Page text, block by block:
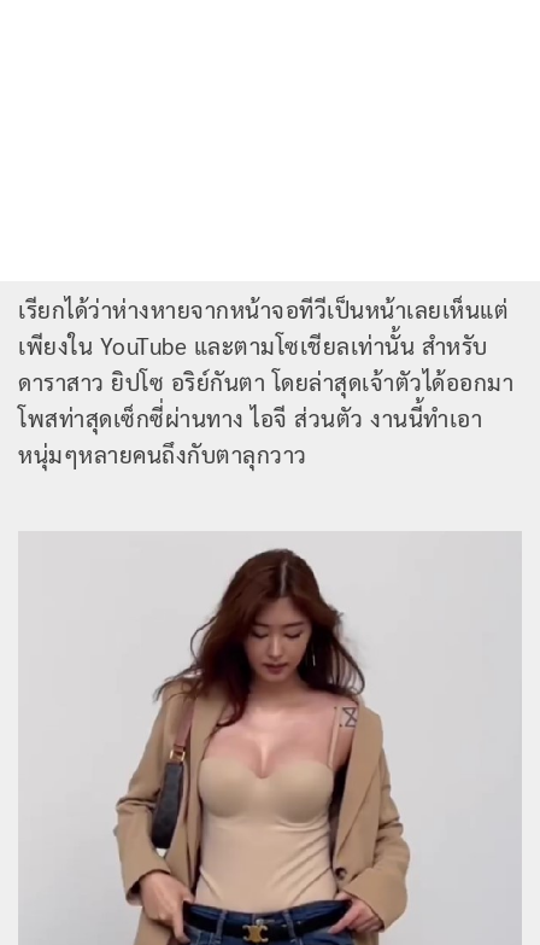
เรียกได้ว่าห่างหายจากหน้าจอทีวีเป็นหน้าเลยเห็นแต่
เพียงใน YouTube และตามโซเชียลเท่านั้น สำหรับ
ดาราสาว ยิปโซ อริย์กันตา โดยล่าสุดเจ้าตัวได้ออกมา
โพสท่าสุดเซ็กซี่ผ่านทาง ไอจี ส่วนตัว งานนี้ทำเอา
หนุ่มๆหลายคนถึงกับตาลุกวาว